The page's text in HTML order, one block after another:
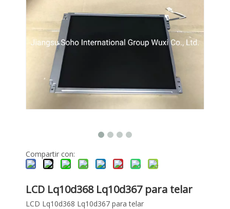
Compartir con:
LCD Lq10d368 Lq10d367 para telar
LCD Lq10d368 Lq10d367 para telar